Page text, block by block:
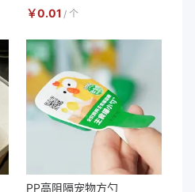
￥0.01 / 个
PP高阻隔宠物方勺